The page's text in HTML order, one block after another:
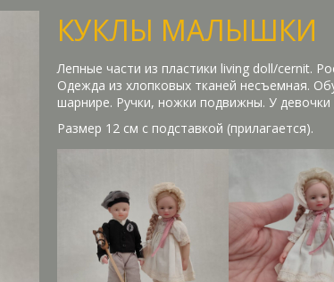
КУКЛЫ МАЛЫШКИ
Лепные части из пластики living doll/cernit.
Одежда из хлопковых тканей несъемная.
шарнире. Ручки, ножки подвижны. У
Размер 12 см с подставкой (прилагается).